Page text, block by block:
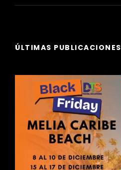
ÚLTIMAS PUBLICACIONES